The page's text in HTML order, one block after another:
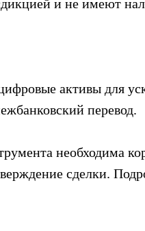
и не имеют
активы для
перевод.
необходима
сделки.